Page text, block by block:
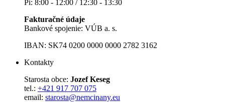
Pi: 8:00 - 12:00 / 12:30 - 13:30
Fakturačné údaje
Bankové spojenie: VÚB a. s.
IBAN: SK74 0200 0000 0000 2782 3162
Kontakty
Starosta obce: Jozef Keseg
tel.: +421 917 707 075
email: starosta@nemcinany.eu